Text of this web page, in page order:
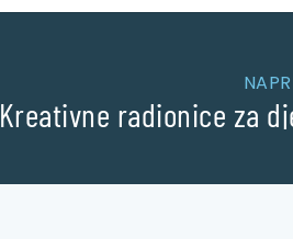
Kreativne radionice za